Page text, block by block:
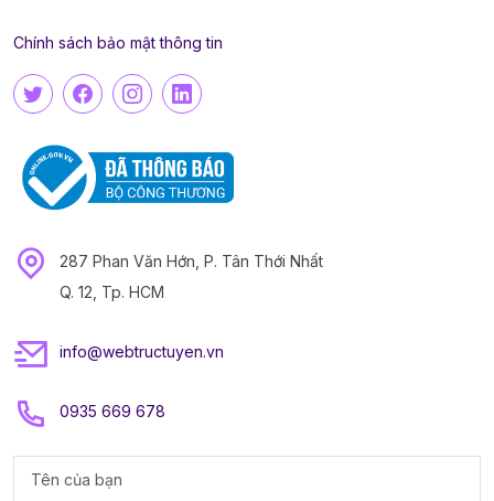
Chính sách bảo mật thông tin
287 Phan Văn Hớn, P. Tân Thới Nhất
Q. 12, Tp. HCM
info@webtructuyen.vn
0935 669 678